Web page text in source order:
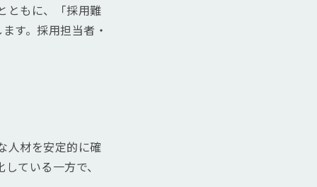
ともに、「採用難
す。採用担当者・
人材を安定的に確
ている一方で、